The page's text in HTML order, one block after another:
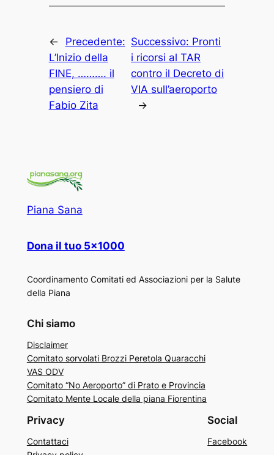
←
Precedente:
L’Inizio della
FINE, ………. il
pensiero di
Fabio Zita
Successivo: Pronti
i ricorsi al TAR
contro il Decreto di
VIA sull’aeroporto
→
Piana Sana
Dona il tuo 5×1000
Coordinamento Comitati ed Associazioni per la Salute
della Piana
Chi siamo
Disclaimer
Comitato sorvolati Brozzi Peretola Quaracchi
VAS ODV
Comitato “No Aeroporto” di Prato e Provincia
Comitato Mente Locale della piana Fiorentina
Privacy
Contattaci
Social
Facebook